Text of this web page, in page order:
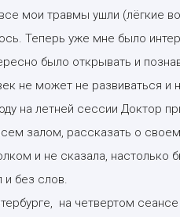
мои травмы ушли (лёгкие
Теперь уже мне было
было открывать и
не может не развиваться и
на летней сессии Доктор
залом, рассказать о
и не сказала,
без слов.
на четвертом